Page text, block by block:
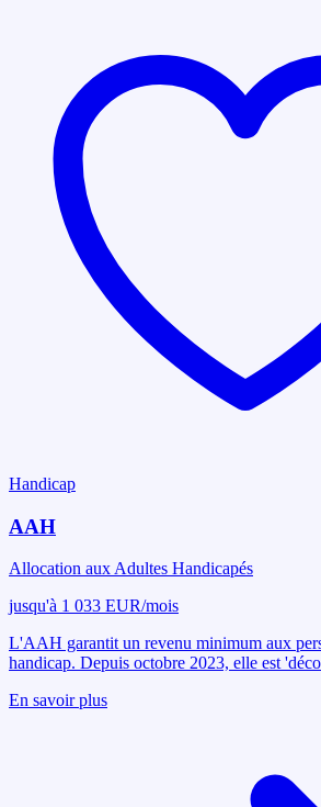
Handicap
AAH
Allocation aux Adultes Handicapés
jusqu'à 1 033 EUR/mois
L'AAH garantit un revenu minimum aux
handicap. Depuis octobre 2023, elle est
En savoir plus